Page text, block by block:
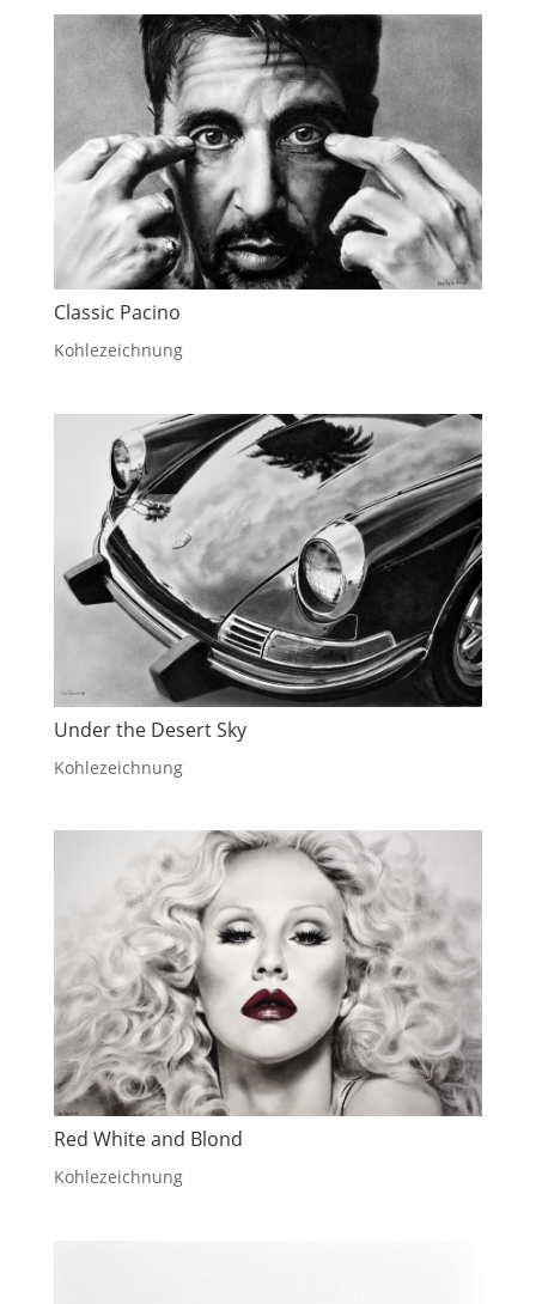
Classic Pacino
Kohlezeichnung
Under the Desert Sky
Kohlezeichnung
Red White and Blond
Kohlezeichnung